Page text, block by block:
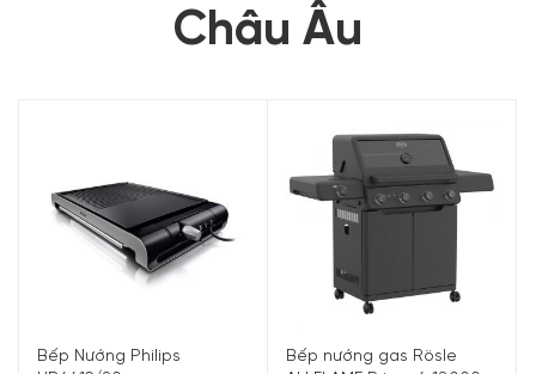
Châu Âu
Bếp Nướng Philips
Bếp nướng gas Rösle